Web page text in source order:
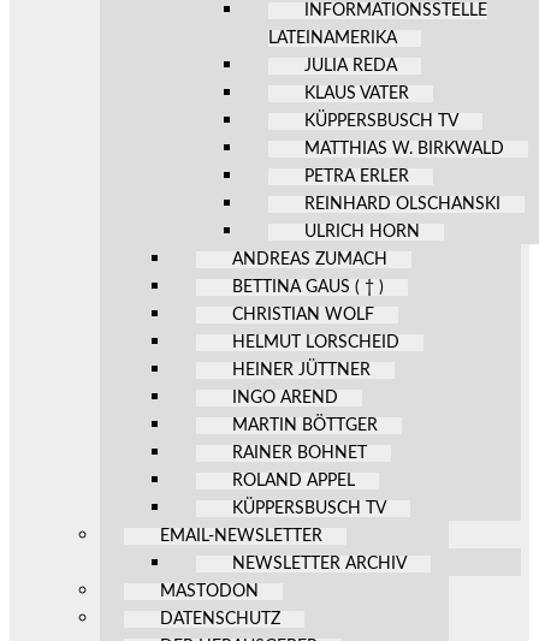
INFORMATIONSSTELLE
LATEINAMERIKA
JULIA REDA
KLAUS VATER
KÜPPERSBUSCH TV
MATTHIAS W. BIRKWALD
PETRA ERLER
REINHARD OLSCHANSKI
ULRICH HORN
ANDREAS ZUMACH
BETTINA GAUS ( † )
CHRISTIAN WOLF
HELMUT LORSCHEID
HEINER JÜTTNER
INGO AREND
MARTIN BÖTTGER
RAINER BOHNET
ROLAND APPEL
KÜPPERSBUSCH TV
EMAIL-NEWSLETTER
NEWSLETTER ARCHIV
MASTODON
DATENSCHUTZ